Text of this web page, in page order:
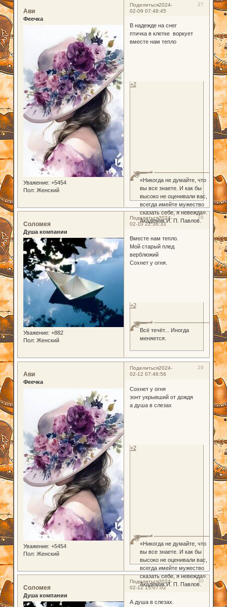
Поделиться 27
2024-
02-09 07:48:45
Ави
Феечка
Уважение: +5454
Пол: Женский
В надежде на снег
птичка в клетке воркует
вместе нам тепло
«Никогда не думайте, что
вы все знаете. И как бы
высоко не оценивали вас,
всегда имейте мужество
сказать себе, я невежда».
Академик И. П. Павлов.
+2
Поделиться 28
2024-
02-10 22:36:33
Соломея
Душа компании
Уважение: +882
Пол: Женский
Вместе нам тепло.
Мой старый плед
верблюжий
Сохнет у огня.
Всё течёт... Иногда
меняется.
+2
Поделиться 29
2024-
02-12 07:46:56
Ави
Феечка
Уважение: +5454
Пол: Женский
Сохнет у огня
зонт укрывший от дождя
а душа в слезах
«Никогда не думайте, что
вы все знаете. И как бы
высоко не оценивали вас,
всегда имейте мужество
сказать себе, я невежда».
Академик И. П. Павлов.
+2
Поделиться 30
2024-
02-12 15:07:02
Соломея
Душа компании
А душа в слезах.